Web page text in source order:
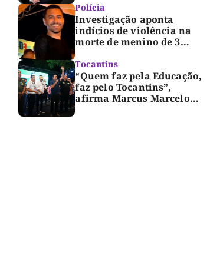
polícia após morte de
criança de 3 anos
Polícia
Investigação aponta
indícios de violência na
morte de menino de 3
Tocantins
“Quem faz pela Educação,
faz pelo Tocantins”,
afirma Marcus Marcelo